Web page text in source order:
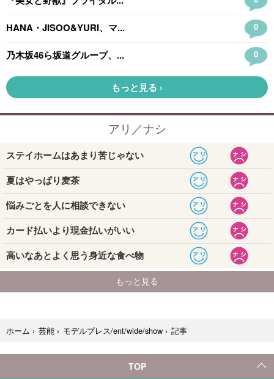
ホーム › 芸能 › モデルプレス/ent/wide/show › 記事
TOP